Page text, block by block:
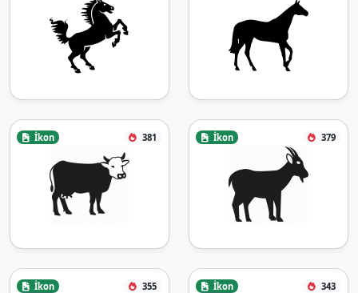
İkon 381 İkon 379
İkon 355 İkon 343